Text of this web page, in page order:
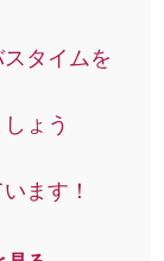
タイムを
ょう
ます！